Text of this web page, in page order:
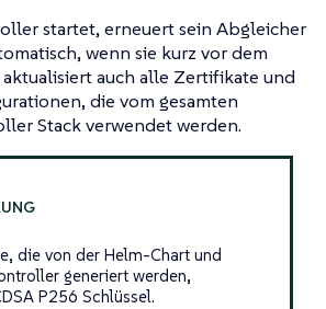
startet, erneuert sein Abgleicher
wenn sie kurz vor dem
auch alle Zertifikate und
die vom gesamten
Stack verwendet werden.
die von der Helm-Chart und
generiert werden,
P256 Schlüssel.